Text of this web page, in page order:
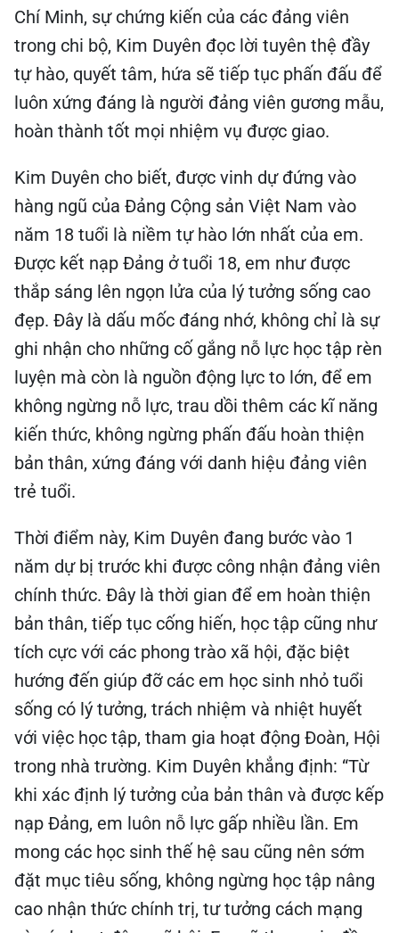
Chí Minh, sự chứng kiến của các đảng viên
trong chi bộ, Kim Duyên đọc lời tuyên thệ đầy
tự hào, quyết tâm, hứa sẽ tiếp tục phấn đấu để
luôn xứng đáng là người đảng viên gương mẫu,
hoàn thành tốt mọi nhiệm vụ được giao.
Kim Duyên cho biết, được vinh dự đứng vào
hàng ngũ của Đảng Cộng sản Việt Nam vào
năm 18 tuổi là niềm tự hào lớn nhất của em.
Được kết nạp Đảng ở tuổi 18, em như được
thắp sáng lên ngọn lửa của lý tưởng sống cao
đẹp. Đây là dấu mốc đáng nhớ, không chỉ là sự
ghi nhận cho những cố gắng nỗ lực học tập rèn
luyện mà còn là nguồn động lực to lớn, để em
không ngừng nỗ lực, trau dồi thêm các kĩ năng
kiến thức, không ngừng phấn đấu hoàn thiện
bản thân, xứng đáng với danh hiệu đảng viên
trẻ tuổi.
Thời điểm này, Kim Duyên đang bước vào 1
năm dự bị trước khi được công nhận đảng viên
chính thức. Đây là thời gian để em hoàn thiện
bản thân, tiếp tục cống hiến, học tập cũng như
tích cực với các phong trào xã hội, đặc biệt
hướng đến giúp đỡ các em học sinh nhỏ tuổi
sống có lý tưởng, trách nhiệm và nhiệt huyết
với việc học tập, tham gia hoạt động Đoàn, Hội
trong nhà trường. Kim Duyên khẳng định: “Từ
khi xác định lý tưởng của bản thân và được kếp
nạp Đảng, em luôn nỗ lực gấp nhiều lần. Em
mong các học sinh thế hệ sau cũng nên sớm
đặt mục tiêu sống, không ngừng học tập nâng
cao nhận thức chính trị, tư tưởng cách mạng